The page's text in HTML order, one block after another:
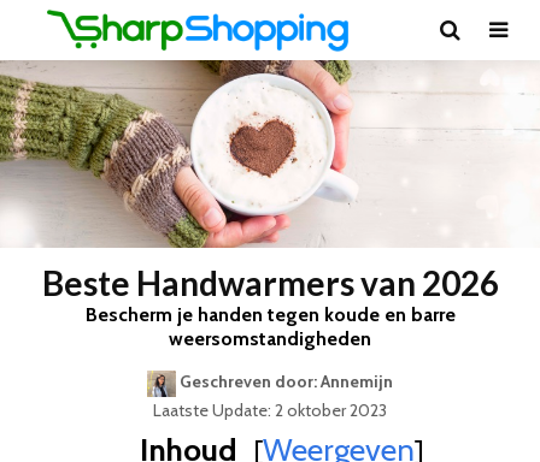
Beste Handwarmers van 2026
Bescherm je handen tegen koude en barre
weersomstandigheden
Geschreven door: Annemijn
Laatste Update: 2 oktober 2023
Inhoud [Weergeven]